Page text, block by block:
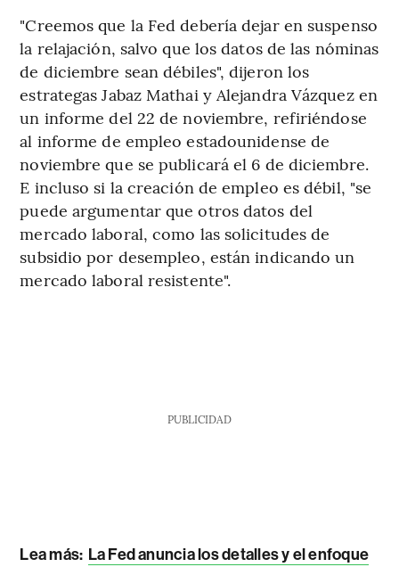
"Creemos que la Fed debería dejar en suspenso
la relajación, salvo que los datos de las nóminas
de diciembre sean débiles", dijeron los
estrategas Jabaz Mathai y Alejandra Vázquez en
un informe del 22 de noviembre, refiriéndose
al informe de empleo estadounidense de
noviembre que se publicará el 6 de diciembre.
E incluso si la creación de empleo es débil, "se
puede argumentar que otros datos del
mercado laboral, como las solicitudes de
subsidio por desempleo, están indicando un
mercado laboral resistente".
PUBLICIDAD
Lea más: La Fed anuncia los detalles y el enfoque